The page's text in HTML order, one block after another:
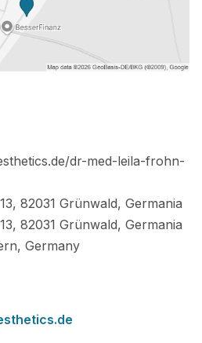
dr-med-leila-frohn-
82031 Grünwald, Germania
82031 Grünwald, Germania
, Germany